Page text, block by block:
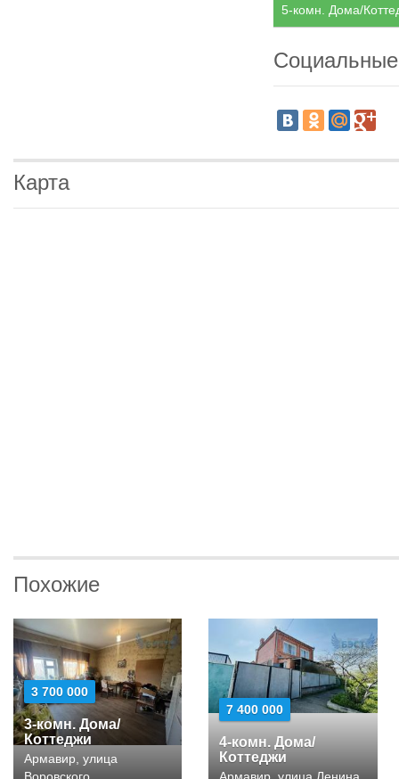
5-комн. Дома/
Карта
Похожие
3 700 000
3-комн. Дома/
Коттеджи
Армавир, улица
7 400 000
4-комн. Дома/
Коттеджи